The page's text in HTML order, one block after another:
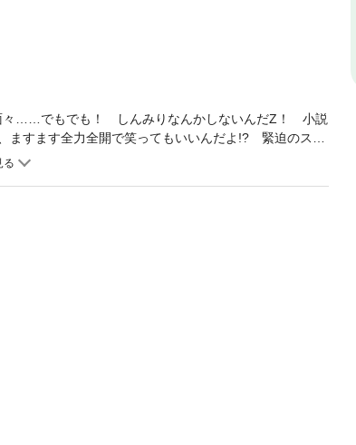
々……でもでも！ しんみりなんかしないんだZ！ 小説
ますます全力全開で笑ってもいいんだよ!? 緊迫のスト
ドル漫画!!